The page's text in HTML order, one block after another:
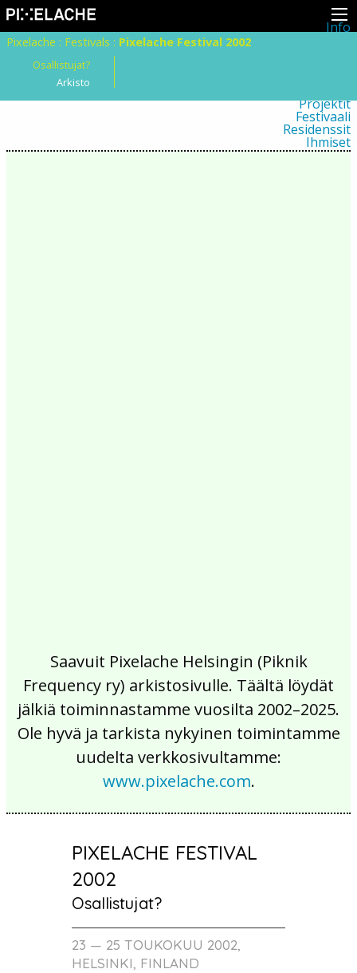
Info
Projektit
Festivaali
Residenssit
Ihmiset
Jäsenet
Pixelache : Festivals : Pixelache Festival 2002
Osallistujat?
Arkisto
Saavuit Pixelache Helsingin (Piknik
Frequency ry) arkistosivulle. Täältä löydät
jälkiä toiminnastamme vuosilta 2002–2025.
Ole hyvä ja tarkista nykyinen toimintamme
uudelta verkkosivultamme:
www.pixelache.com.
PIXELACHE FESTIVAL
2002
Osallistujat?
23 — 25 TOUKOKUU 2002,
HELSINKI, FINLAND